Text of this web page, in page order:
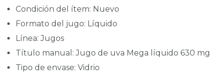
Condición del ítem: Nuevo
Formato del jugo: Líquido
Línea: Jugos
Título manual: Jugo de uva Mega líquido 630 mg
Tipo de envase: Vidrio